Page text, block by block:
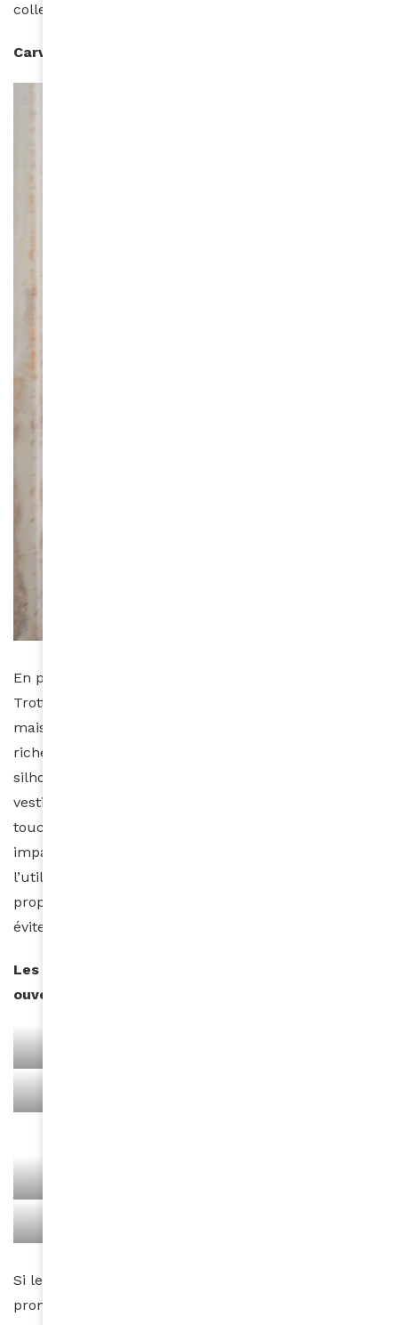
collection pleine de vie.
Carven
En pleine renaissance, depuis l’arrivée de Louise
Trotter à la tête de la direction artistique en 2019, la
maison Carven sait capitaliser sur son histoire et son
riche héritage. Carven propose aujourd’hui des
silhouettes simples et élégantes puisant dans le
vestiaire masculin, tout en les revisitant avec une
touche moderne et féminine. Soucieuse de son
impact environnemental, la marque met l’accent sur
l’utilisation de matières durables et naturelles. Elle
propose également des collections réduites pour
éviter la surproduction.
Les Galeries Lafayette, un magasin iconique
ouvert sur le monde
Si les Galeries Lafayette ont une longue tradition de
promotion de la mode française, l’enseigne sait aussi